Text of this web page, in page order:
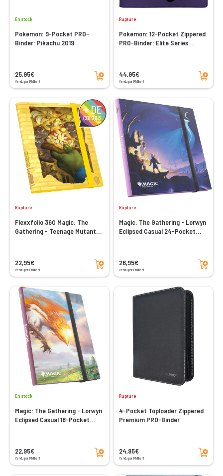
En stock
Pokemon: 9-Pocket PRO-
Binder: Pikachu 2019
25,95€
Vendu par Philibert
Ajouter au panier
Rupture
Pokemon: 12-Pocket Zippered
PRO-Binder: Elite Series
44,95€
Vendu par Philibert
Ajouter au panier
Rupture
Flexxfolio 360 Magic: The
Gathering - Teenage Mutant
22,95€
Vendu par Philibert
Ajouter au panier
Rupture
Magic: The Gathering - Lorwyn
Eclipsed Casual 24-Pocket
26,95€
Vendu par Philibert
Ajouter au panier
En stock
Magic: The Gathering - Lorwyn
Eclipsed Casual 18-Pocket
22,95€
Vendu par Philibert
Ajouter au panier
Rupture
4-Pocket Toploader Zippered
Premium PRO-Binder
24,95€
Vendu par Philibert
Ajouter au panier